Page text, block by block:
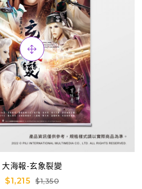
大海報-玄象裂變
$1,215
$1,350